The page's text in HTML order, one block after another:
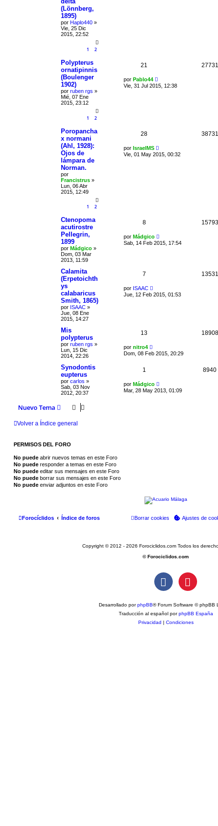
(Lönnberg,
1895)
por Haplo440 »
Vie, 25 Dic
2015, 22:52
1 2
Polypterus
ornatipinnis
(Boulenger
1902)
por ruben rgs »
Mié, 07 Ene
2015, 23:12
1 2
21 27731
por Pablo44
Vie, 31 Jul 2015, 12:38
Poropancha
x normani
(Ahl, 1928):
Ojos de
lámpara de
Norman.
por
Francistrus »
Lun, 06 Abr
2015, 12:49
1 2
28 38731
por IsraelMS
Vie, 01 May 2015, 00:32
Ctenopoma
acutirostre
Pellegrin,
1899
por Mádgico »
Dom, 03 Mar
2013, 11:59
8 15793
por Mádgico
Sab, 14 Feb 2015, 17:54
Calamita
(Erpetoichth
ys
calabaricus
Smith, 1865)
por ISAAC »
Jue, 08 Ene
2015, 14:27
7 13531
por ISAAC
Jue, 12 Feb 2015, 01:53
Mis
polypterus
por ruben rgs »
Lun, 15 Dic
2014, 22:26
13 18908
por nitro4
Dom, 08 Feb 2015, 20:29
Synodontis
eupterus
por carlos »
Sab, 03 Nov
2012, 20:37
1 8940
por Mádgico
Mar, 28 May 2013, 01:09
Nuevo Tema
Volver a Índice general
PERMISOS DEL FORO
No puede abrir nuevos temas en este Foro
No puede responder a temas en este Foro
No puede editar sus mensajes en este Foro
No puede borrar sus mensajes en este Foro
No puede enviar adjuntos en este Foro
Forocíclidos Índice de foros Ajustes de
Borrar cookies
Copyright © 2012 - 2026 Forociclidos.com Todos los
© Forociclidos.com
Desarrollado porphpBB® Forum Software © phpBB
Traducción al español porphpBB España
Privacidad | Condiciones